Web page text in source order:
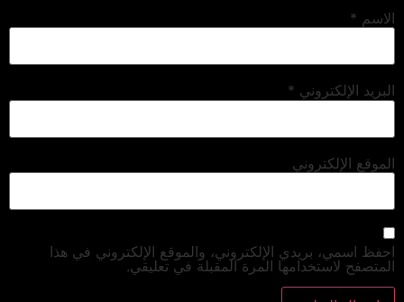
الاسم *
البريد الإلكتروني *
الموقع الإلكتروني
احفظ اسمي، بريدي الإلكتروني، والموقع الإلكتروني في هذا
المتصفح لاستخدامها المرة المقبلة في تعليقي.